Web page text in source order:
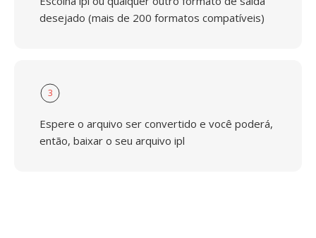
desejado (mais de 200 formatos compatíveis)
3
Espere o arquivo ser convertido e você poderá,
então, baixar o seu arquivo ipl